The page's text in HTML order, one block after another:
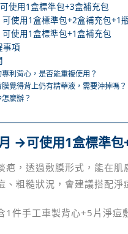
使用1盒標準包+3盒補充包
使用1盒標準包+2盒補充包+1
使用1盒標準包+1盒補充包
事項
利背心，是否能重複使用？
覺得背上仍有精華液，需要沖掉嗎？
麼辦？
→可使用1盒標準包
疤，透過敷膜形式，能在
、粗糙狀況，會建議搭配淨
1件手工車製背心+5片淨痘